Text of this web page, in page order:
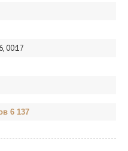
00:17
6 137